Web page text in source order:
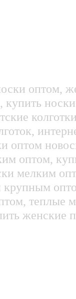
оптом,
оптом
оптом,
мелким
крупным
теплые
женские